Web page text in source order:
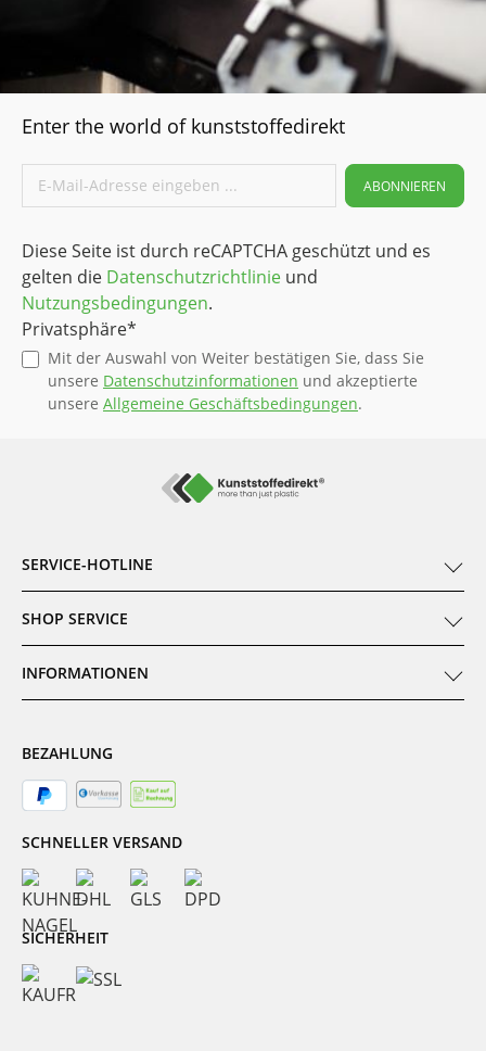
Beständigkeit Hohe
Verschleißfestigkeit bei
guten Gleiteigenschaften
Zerspanbarkeit
Anwendungen mit hohen
Einsatztemperaturen und
Elektroisolatoren Transport
Dichtungen Medizintechnik
Luft- und Raumfahrt
chemische
Verfahrenstechnik
Komponenten für
Dialysegeräte
Verfahrenstechnik
Komponenten für
Dialysegeräte
Enter the world of kunststoffedirekt
ABONNIEREN
Diese Seite ist durch reCAPTCHA geschützt und es
gelten die Datenschutzrichtlinie und
Nutzungsbedingungen.
Privatsphäre*
Mit der Auswahl von Weiter bestätigen Sie, dass Sie
unsere Datenschutzinformationen und akzeptierte
unsere Allgemeine Geschäftsbedingungen.
SERVICE-HOTLINE
SHOP SERVICE
INFORMATIONEN
BEZAHLUNG
SCHNELLER VERSAND
SICHERHEIT